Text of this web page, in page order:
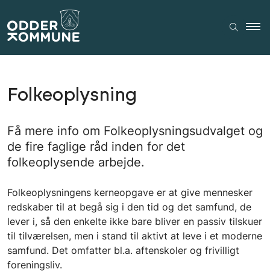
Folkeoplysning
Få mere info om Folkeoplysningsudvalget og
de fire faglige råd inden for det
folkeoplysende arbejde.
Folkeoplysningens kerneopgave er at give mennesker
redskaber til at begå sig i den tid og det samfund, de
lever i, så den enkelte ikke bare bliver en passiv tilskuer
til tilværelsen, men i stand til aktivt at leve i et moderne
samfund. Det omfatter bl.a. aftenskoler og frivilligt
foreningsliv.